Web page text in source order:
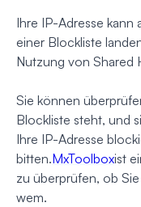
Ihre IP-Adresse kann
einer Blockliste
Nutzung von Shared
Sie können
Blockliste steht, und
Ihre IP-Adresse
bitten.MxToolboxist
zu überprüfen, ob
wem.